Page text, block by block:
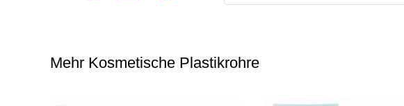
Mehr Kosmetische Plastikrohre